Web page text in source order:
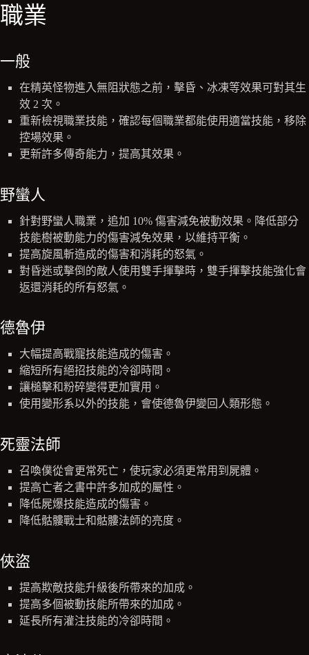
職業
一般
在精英怪物進入無阻狀態之前，擊昏、冰凍等效果可對其生
效 2 次。
重新檢視職業技能，確認每個職業都能使用適當技能，移除
控場效果。
更新許多傳奇能力，提高其效果。
野蠻人
針對野蠻人職業，追加 10% 傷害減免被動效果。降低部分
技能樹被動能力的傷害減免效果，以維持平衡。
提高旋風斬造成的傷害和消耗的怒氣。
對昏迷或擊倒的敵人使用雙手揮擊時，雙手揮擊技能強化會
返還消耗的所有怒氣。
德魯伊
大幅提高戰寵技能造成的傷害。
縮短所有絕招技能的冷卻時間。
讓槌擊和粉碎變得更加實用。
使用變形系以外的技能，會使德魯伊變回人類形態。
死靈法師
召喚僕從會更常死亡，使玩家必須更常用到屍體。
提高亡者之書中許多加成的屬性。
降低屍爆技能造成的傷害。
降低骷髏戰士和骷髏法師的亮度。
俠盜
提高欺敵技能升級後所帶來的加成。
提高多個被動技能所帶來的加成。
延長所有灌注技能的冷卻時間。